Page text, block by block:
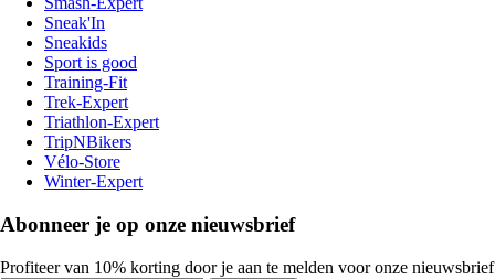
Sneak'In
Sneakids
Sport is good
Training-Fit
Trek-Expert
Triathlon-Expert
TripNBikers
Vélo-Store
Winter-Expert
Abonneer je op onze nieuwsbrief
Profiteer van 10% korting door je aan te melden voor onze nieuwsbrief